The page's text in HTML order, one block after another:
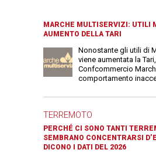
MARCHE MULTISERVIZI: UTILI
AUMENTO DELLA TARI
Nonostante gli utili di
viene aumentata la
Confcommercio
comportamento
TERREMOTO
PERCHÉ CI SONO TANTI
SEMBRANO CONCENTRARSI
DICONO I DATI DEL 2026